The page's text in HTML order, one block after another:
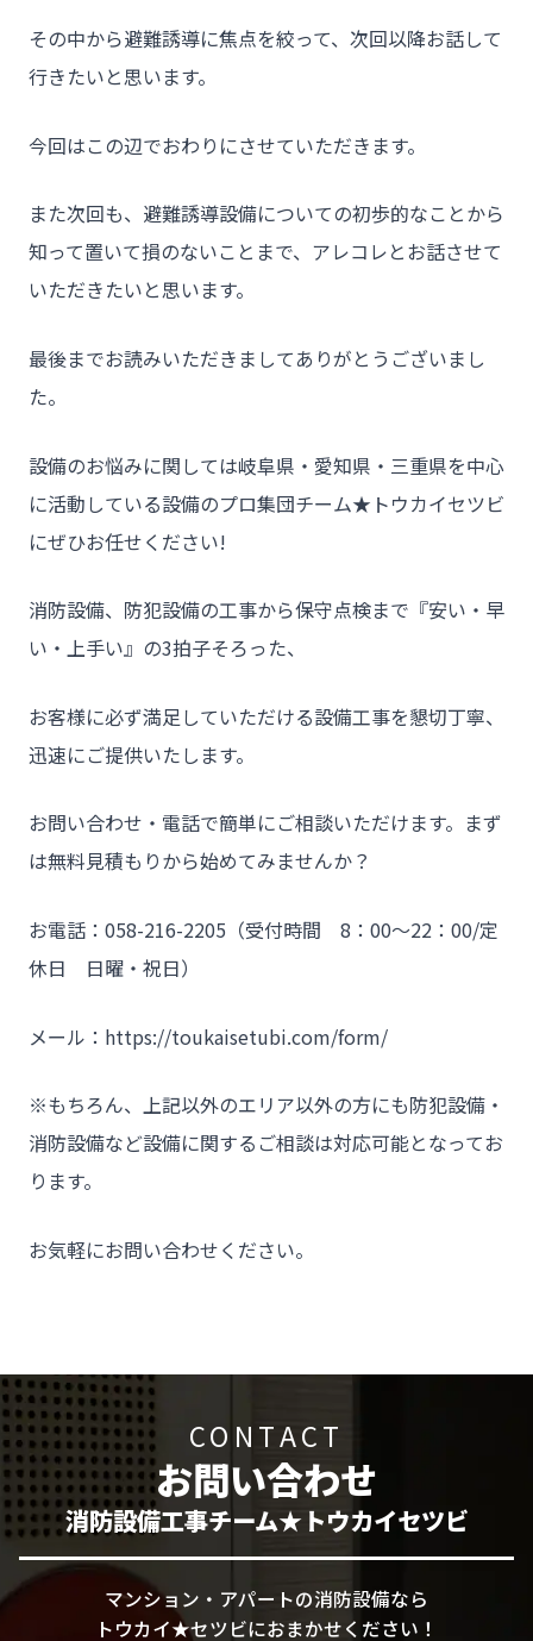
その中から避難誘導に焦点を絞って、次回以降お話して
行きたいと思います。
今回はこの辺でおわりにさせていただきます。
また次回も、避難誘導設備についての初歩的なことから
知って置いて損のないことまで、アレコレとお話させて
いただきたいと思います。
最後までお読みいただきましてありがとうございまし
た。
設備のお悩みに関しては岐阜県・愛知県・三重県を中心
に活動している設備のプロ集団チーム★トウカイセツビ
にぜひお任せください!
消防設備、防犯設備の工事から保守点検まで『安い・早
い・上手い』の3拍子そろった、
お客様に必ず満足していただける設備工事を懇切丁寧、
迅速にご提供いたします。
お問い合わせ・電話で簡単にご相談いただけます。まず
は無料見積もりから始めてみませんか？
お電話：058-216-2205（受付時間 8：00～22：00/定
休日 日曜・祝日）
メール：https://toukaisetubi.com/form/
※もちろん、上記以外のエリア以外の方にも防犯設備・
消防設備など設備に関するご相談は対応可能となってお
ります。
お気軽にお問い合わせください。
CONTACT
お問い合わせ
消防設備工事チーム★トウカイセツビ
マンション・アパートの消防設備なら
トウカイ★セツビにおまかせください！